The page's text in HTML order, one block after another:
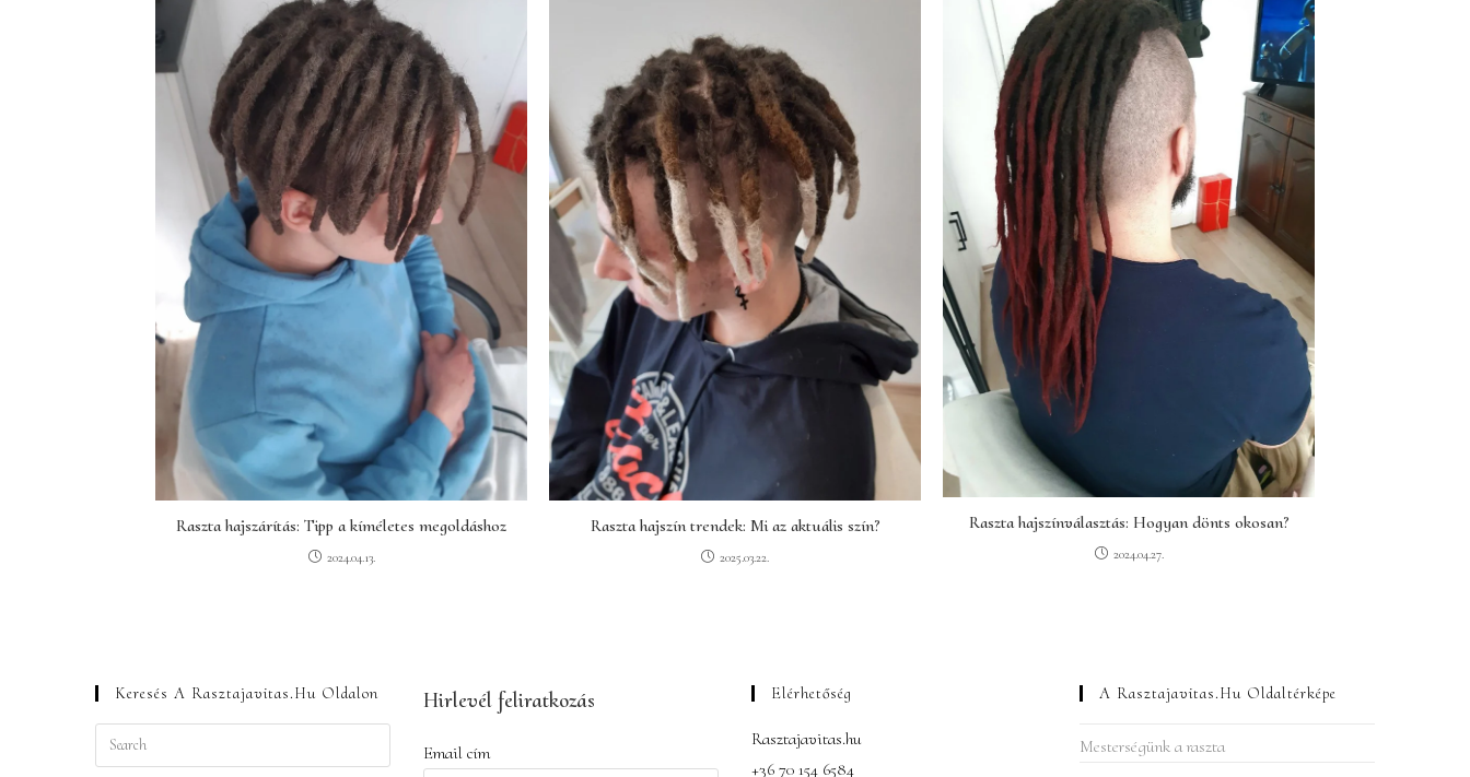
Raszta hajszárítás: Tipp a kíméletes megoldáshoz
2024.04.13.
Raszta hajszín trendek: Mi az aktuális szín?
2025.03.22.
Raszta hajszínválasztás: Hogyan dönts okosan?
2024.04.27.
Keresés A Rasztajavitas.hu Oldalon
Escape
Hirlevél feliratkozás
Email cím
Elérhetőség
Rasztajavitas.hu
+36 70 154 6584
A Rasztajavitas.hu Oldaltérképe
Mesterségünk a raszta